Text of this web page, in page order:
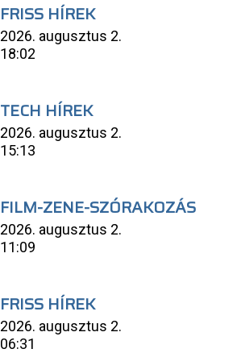
FRISS HÍREK
2026. augusztus 2.
18:02
TECH HÍREK
2026. augusztus 2.
15:13
FILM-ZENE-SZÓRAKOZÁS
2026. augusztus 2.
11:09
FRISS HÍREK
2026. augusztus 2.
06:31